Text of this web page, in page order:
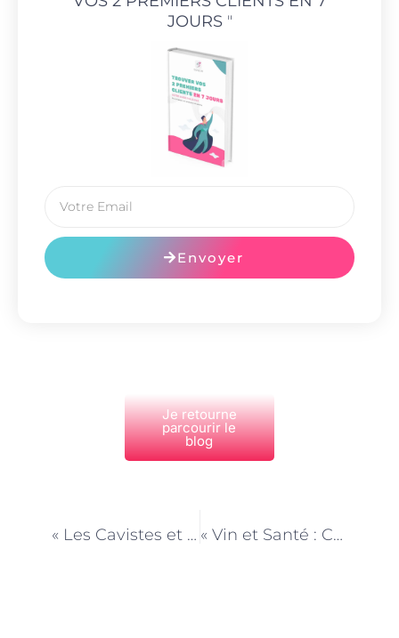
JOURS"
Envoyer
Je retourne
parcourir le
blog
« Les Cavistes et l’Art de Décrypter les Arômes et les Saveurs du Vin » « Vin et Santé : Conseils du Caviste pour une Consommation Raisonnable »